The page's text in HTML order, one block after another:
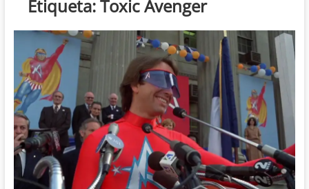
Etiqueta:Toxic Avenger